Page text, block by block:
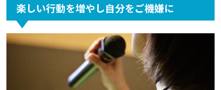
楽しい行動を増やし自分をご機嫌に